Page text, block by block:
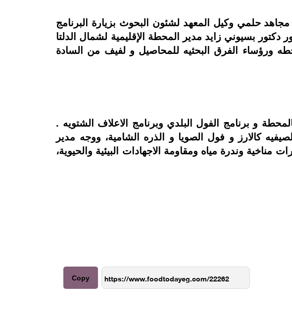
حلمي وكيل المعهد لشئون البحوث بزيارة البرنامج
بسيوني زايد مدير المحطة الإقليمية لشمال الدلتا
ورؤساء الفرق البحثيه للمحاصيل و لفيف من السادة
و برنامج الفول البلدي وبرنامج الاعلاف الشتويه .
كالارز و فول الصويا و الذره الشامية، ووجه مدير
مناخية وندرة مياه ومقاومة الاجهادات البيئية والحيوية،
Copy